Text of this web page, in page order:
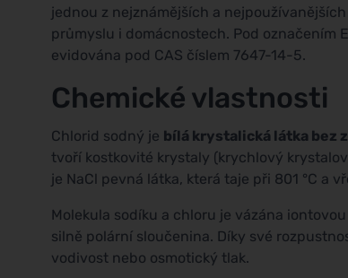
jednou z nejznámějších a
průmyslu i domácnostech. Pod označením
evidována pod CAS číslem 7647-14-5.
Chemické vlastnosti
Chlorid sodný je bílá krystalická látka bez
tvoří kostkovité krystaly (krychlový
je NaCl pevná látka, která taje při 801 °C a
Molekula sodíku a chloru je vázána
silně polární sloučenina. Díky své
vodivost nebo osmotický tlak.